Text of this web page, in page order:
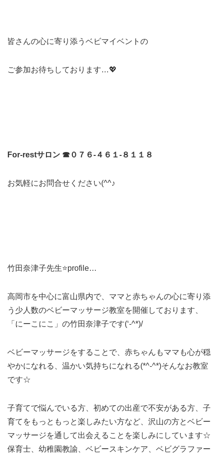
皆さんの心に寄り添うベビマイベントの
ご参加お待ちしております…💖
For-restサロン ☎０７６-４６１-８１１８
お気軽にお問合せください(^^♪
竹田奈津子先生⭐profile…
高岡市を中心に富山県内で、ママと赤ちゃんの心に寄り添
う少人数のベビーマッサージ教室を開催しております、
「にーこにこ」の竹田奈津子です(‘-^*)/
ベビーマッサージをすることで、赤ちゃんもママも心が穏
やかになれる、温かい気持ちになれる(*^-^*)そんなお教室
です☆
子育てで悩んでいる方、初めての出産で不安がある方、子
育てをもっともっと楽しみたい方など、沢山の方とベビー
マッサージを通して出会えることを楽しみにしています☆
保育士、幼稚園教諭、ベビースキンケア、ベビグラファー